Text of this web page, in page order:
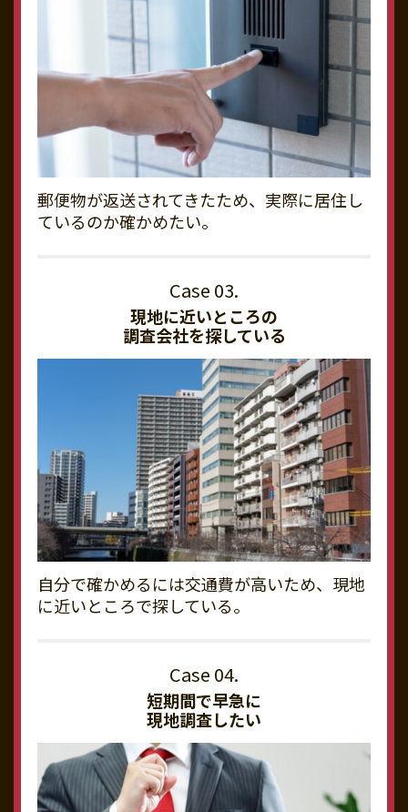
郵便物が返送されてきたため、実際に居住し
ているのか確かめたい。
現地に近いところの
調査会社を探している
自分で確かめるには交通費が高いため、現地
に近いところで探している。
短期間で早急に
現地調査したい